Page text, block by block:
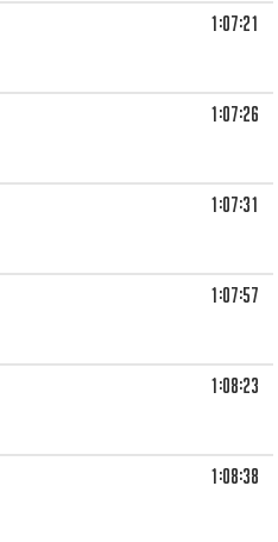
1:07:21
1:07:26
1:07:31
1:07:57
1:08:23
1:08:38